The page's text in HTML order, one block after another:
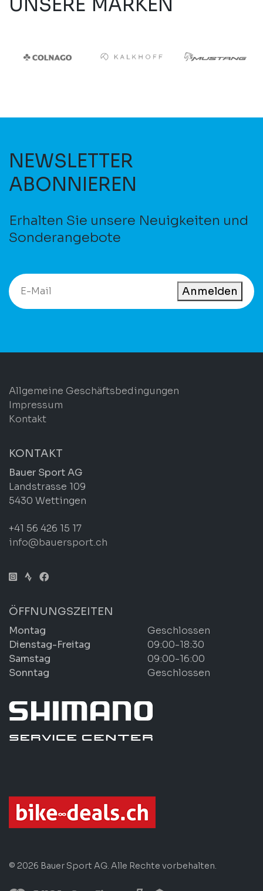
UNSERE MARKEN
NEWSLETTER
ABONNIEREN
Erhalten Sie unsere Neuigkeiten und
Sonderangebote
Anmelden
Allgemeine Geschäftsbedingungen
Impressum
Kontakt
KONTAKT
Bauer Sport AG
Landstrasse 109
5430 Wettingen
+41 56 426 15 17
info@bauersport.ch
ÖFFNUNGSZEITEN
Montag
Geschlossen
Dienstag-Freitag
09:00-18:30
Samstag
09:00-16:00
Sonntag
Geschlossen
© 2026 Bauer Sport AG. Alle Rechte vorbehalten.